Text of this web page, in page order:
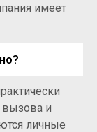
имеет
и
личные